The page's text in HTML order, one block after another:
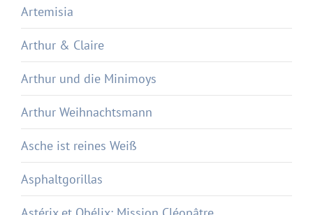
Artemisia
Arthur & Claire
Arthur und die Minimoys
Arthur Weihnachtsmann
Asche ist reines Weiß
Asphaltgorillas